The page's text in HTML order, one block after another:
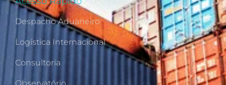
Despacho Aduaneiro
Logística Internacional
Consultoria